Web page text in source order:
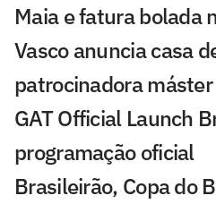
Maia e fatura bolada
Vasco anuncia casa
patrocinadora máster
GAT Official Launch
programação oficial
Brasileirão, Copa do